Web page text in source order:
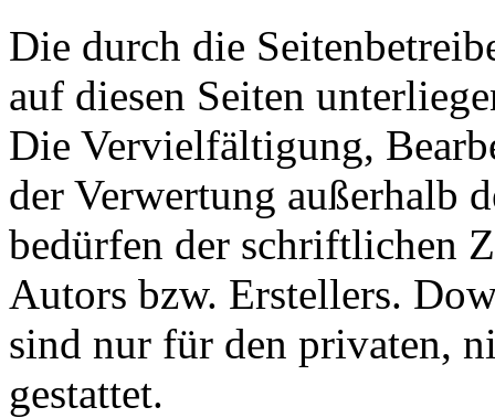
Die durch die
auf diesen Seiten
Die Vervielfältigung,
der Verwertung außerhalb
bedürfen der schriftlichen
Autors bzw. Erstellers.
sind nur für den privaten,
gestattet.